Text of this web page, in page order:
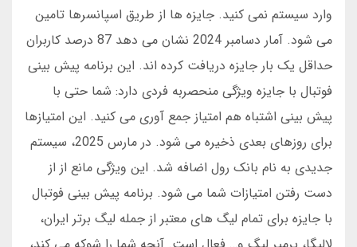
وارد سیستم نمی کنید. جایزه ها از طریق اسپانسرها تامین
می شود. آمار دسامبر 2024 نشان می دهد 87 درصد کاربران
حداقل یک بار جایزه دریافت کرده اند. این برنامه پیش بینی
فوتبال با جایزه ویژگی منحصربه فردی دارد: شما حتی با
پیش بینی اشتباه هم امتیاز جمع آوری می کنید. این امتیازها
برای روزهای بعدی ذخیره می شود. در مارس 2025، سیستم
جدیدی به نام بانک رول اضافه شد. این ویژگی مانع از از
دست رفتن امتیازات شما می شود. برنامه پیش بینی فوتبال
با جایزه برای تمام لیگ های معتبر از جمله لیگ برتر ایران،